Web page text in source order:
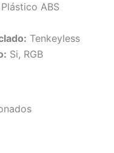
Plástico ABS
Tenkeyless
Si, RGB